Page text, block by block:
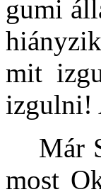
gumi
mit
izgulni!
Már
most